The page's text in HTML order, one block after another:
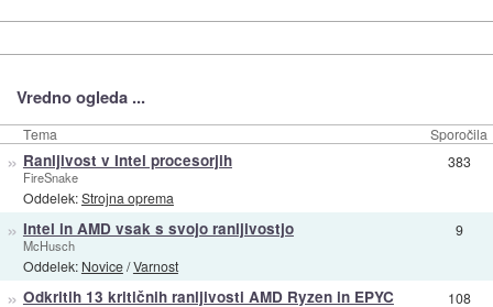
Vredno ogleda ...
Tema Sporočila
» Ranljivost v Intel procesorjih
FireSnake
Oddelek:Strojna oprema
383
» Intel in AMD vsak s svojo ranljivostjo
McHusch
Oddelek: Novice/Varnost
9
» Odkritih 13 kritičnih ranljivosti AMD Ryzen in EPYC 108